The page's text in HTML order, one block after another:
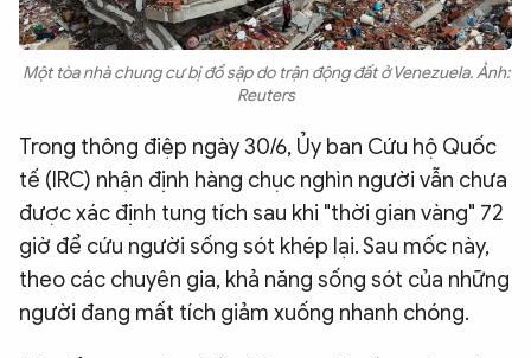
Chuyên trangAn ninh thế giớiVăn nghệ Công an
Chuyên đề
Một tòa nhà chung cư bị đổ sập do trận động đất ở Venezuela. Ảnh:
Reuters
Trong thông điệp ngày 30/6, Ủy ban Cứu hộ Quốc
tế (IRC) nhận định hàng chục nghìn người vẫn chưa
được xác định tung tích sau khi "thời gian vàng" 72
giờ để cứu người sống sót khép lại. Sau mốc này,
theo các chuyên gia, khả năng sống sót của những
người đang mất tích giảm xuống nhanh chóng.